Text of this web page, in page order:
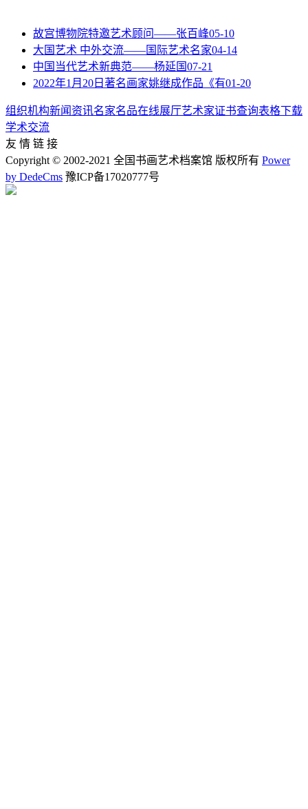
故宫博物院特邀艺术顾问——张百峰05-10
大国艺术 中外交流——国际艺术名家04-14
中国当代艺术新典范——杨延国07-21
2022年1月20日著名画家姚继成作品《有01-20
组织机构新闻资讯名家名品在线展厅艺术家证书查询表格下载
学术交流
友 情 链 接
Copyright © 2002-2021 全国书画艺术档案馆 版权所有 Power
by DedeCms 豫ICP备17020777号